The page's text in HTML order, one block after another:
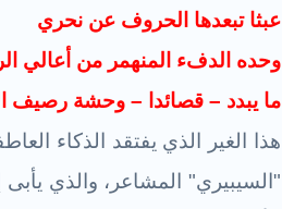
عبثا تبعدها الحروف عن نحري
وحده الدفء المنهمر من أعالي
ما يبدد – قصائدا – وحشة رصيف
هذا الغير الذي يفتقد الذكاء
"السيبيري" المشاعر، والذي